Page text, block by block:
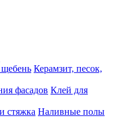
Керамзит, песок,
Клей для
Наливные полы